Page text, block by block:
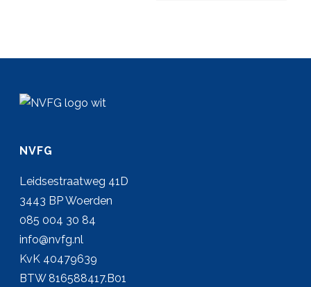
NVFG
Leidsestraatweg 41D
3443 BP Woerden
085 004 30 84
info@nvfg.nl
KvK 40479639
BTW 816588417.B01